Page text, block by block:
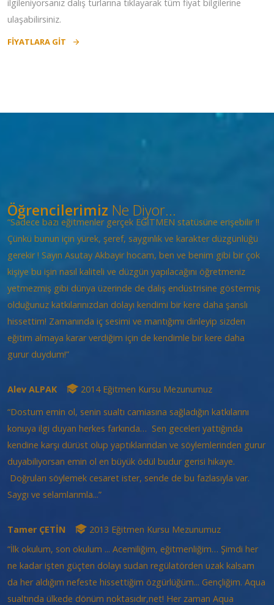
ilgileniyorsanız dalış turlarına tıklayarak tüm fiyat bilgilerine
ulaşabilirsiniz.
FIYATLARA GIT
Öğrencilerimiz Ne Diyor...
“Sadece bazı eğitmenler gerçek EĞİTMEN statüsüne erişebilir !!
Çünkü bunun için yürek, şeref, saygınlık ve karakter düzgünlüğü
gerekir ! Sayın Asutay Akbayir hocam, ben ve benim gibi bir çok
kişiye bu işin nasıl kaliteli ve düzgün yapılacağını öğretmeniz
yetmezmiş gibi dünya üzerinde de dalış endüstrisine göstermiş
olduğunuz katkılarınızdan dolayı kendimi bir kere daha şanslı
hissettim! Zamanında iç sesimi ve mantığımı dinleyip sizden
eğitim almaya karar verdiğim için de kendimle bir kere daha
gurur duydum!”
Alev ALPAK
2014 Eğitmen Kursu Mezunumuz
“Dostum emin ol, senin sualtı camiasına sağladığın katkılarını
konuya ilgi duyan herkes farkında… Sen geceleri yattığında
kendine karşı dürüst olup yaptıklarından ve söylemlerinden gurur
duyabiliyorsan emin ol en büyük ödül budur gerisi hikaye.
Doğruları söylemek cesaret ister, sende de bu fazlasıyla var.
Saygı ve selamlarımla...”
Tamer ÇETİN
2013 Eğitmen Kursu Mezunumuz
“İlk okulum, son okulum ... Acemiliğim, eğitmenliğim… Şimdi her
ne kadar işten güçten dolayı sudan regülatörden uzak kalsam
da her aldığım nefeste hissettiğim özgürlüğüm... Gençliğim. Aqua
sualtında ülkede dönüm noktasıdır,net! Her zaman Aqua